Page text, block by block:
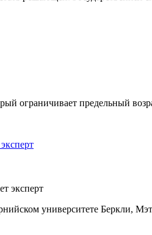
ограничивает предельный
университете Беркли,